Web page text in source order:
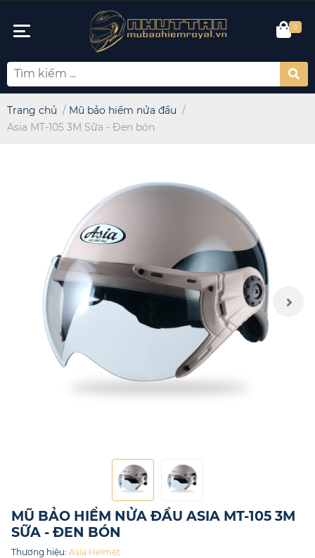
0
Trang chủ / Mũ bảo hiểm nửa đầu /
Asia MT-105 3M Sữa - Đen bón
MŨ BẢO HIỂM NỬA ĐẦU ASIA MT-105 3M
SỮA - ĐEN BÓN
Thương hiệu: Asia Helmet